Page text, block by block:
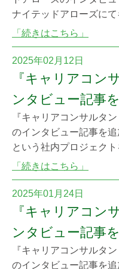
ナイテッドアローズに
村様をご紹介いたしま
しく装い、暮らし、心
という経営理念の実現
「続きはこちら」
2025年02月12日
『キャリアコン
ンタビュー記事
『キャリアコンサルタ
のインタビュー記事を追
という社内プロジェク
はもちろんキャリアコ
とり、対話を重視され
り守られるという安心
「続きはこちら」
2025年01月24日
『キャリアコン
ンタビュー記事
『キャリアコンサルタ
のインタビュー記事を